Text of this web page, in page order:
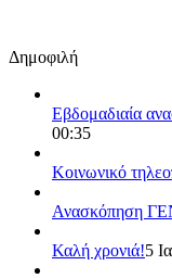
Δημοφιλή
Εβδομαδιαία
00:35
Κοινωνικό
Ανασκόπηση
Καλή χρονιά!5